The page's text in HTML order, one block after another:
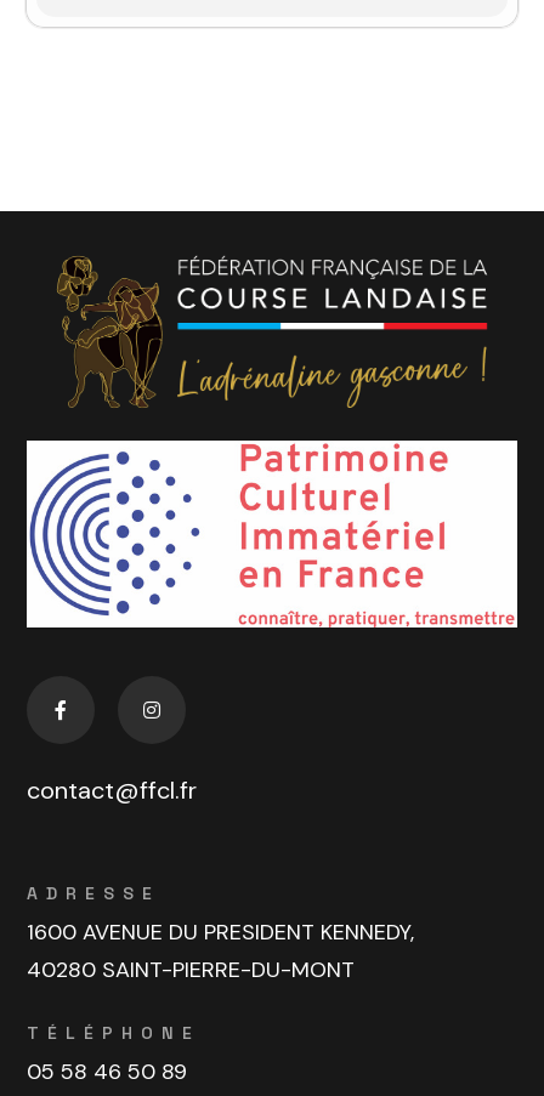
contact@ffcl.fr
ADRESSE
1600 AVENUE DU PRESIDENT KENNEDY,
40280 SAINT-PIERRE-DU-MONT
TÉLÉPHONE
05 58 46 50 89